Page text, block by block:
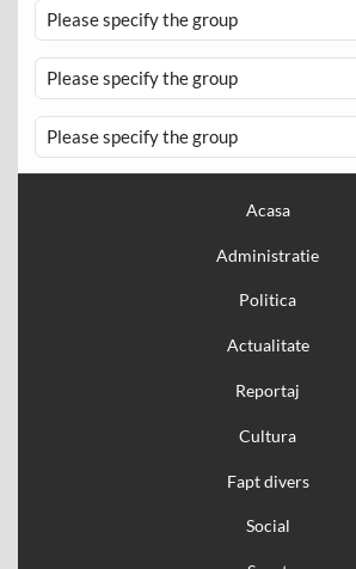
Please specify the group
Please specify the group
Please specify the group
Acasa
Administratie
Politica
Actualitate
Reportaj
Cultura
Fapt divers
Social